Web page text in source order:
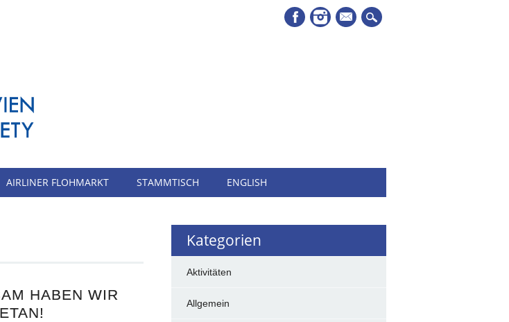
Mail
AIRLINER FLOHMARKT STAMMTISCH ENGLISH
HABEN WIR
Kategorien
Aktivitäten
Allgemein